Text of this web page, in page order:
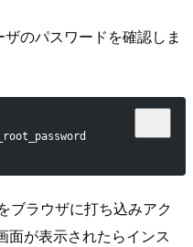
のパスワードを確認しま
ブラウザに打ち込みアク
面が表示されたらインス